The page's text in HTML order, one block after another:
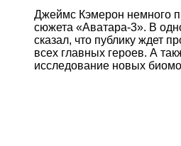
Джеймс Кэмерон немного
сюжета «Аватара-3». В
сказал, что публику ждет
всех главных героев. А
исследование новых